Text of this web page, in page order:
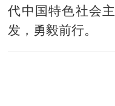
代中国特色社会
发，勇毅前行。